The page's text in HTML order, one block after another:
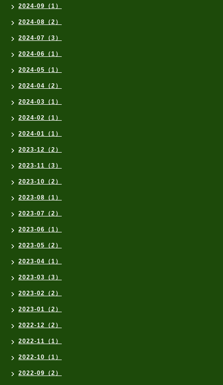
2024-09（1）
2024-08（2）
2024-07（3）
2024-06（1）
2024-05（1）
2024-04（2）
2024-03（1）
2024-02（1）
2024-01（1）
2023-12（2）
2023-11（3）
2023-10（2）
2023-08（1）
2023-07（2）
2023-06（1）
2023-05（2）
2023-04（1）
2023-03（3）
2023-02（2）
2023-01（2）
2022-12（2）
2022-11（1）
2022-10（1）
2022-09（2）